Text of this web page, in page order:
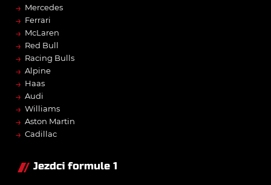
→ Mercedes
→ Ferrari
→ McLaren
→ Red Bull
→ Racing Bulls
→ Alpine
→ Haas
→ Audi
→ Williams
→ Aston Martin
→ Cadillac
Jezdci formule 1